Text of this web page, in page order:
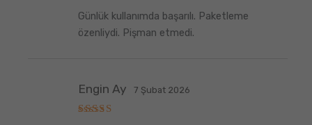
üzerinden
5
oy aldı
Günlük kullanımda başarılı. Paketleme
özenliydi. Pişman etmedi.
Engin Ay 7 Şubat 2026